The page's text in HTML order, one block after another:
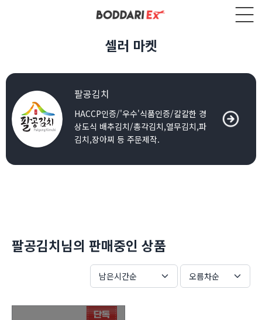
셀러 마켓
팔공김치
HACCP인증/'우수'식품인증/칼칼한 경
상도식 배추김치/총각김치,열무김치,파
김치,장아찌 등 주문제작.
팔공김치님의 판매중인 상품
남은시간순 오름차순